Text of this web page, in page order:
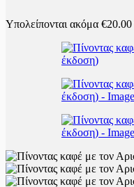
Υπολείπονται ακόμα €20.00